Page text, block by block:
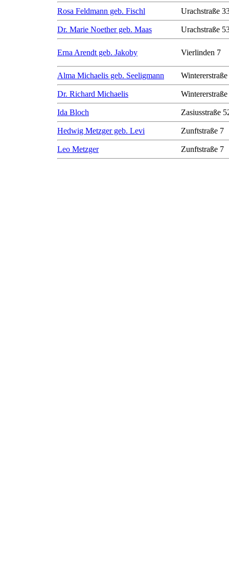
Rosa Feldmann geb. Fischl Urachstraße
Dr. Marie Noether geb. Maas Urachstraße
Erna Arendt geb. Jakoby Vierlinden 7
Alma Michaelis geb. Seeligmann
Dr. Richard Michaelis
Ida Bloch Zasiusstraße
Hedwig Metzger geb. Levi Zunftstraße 7
Leo Metzger Zunftstraße 7